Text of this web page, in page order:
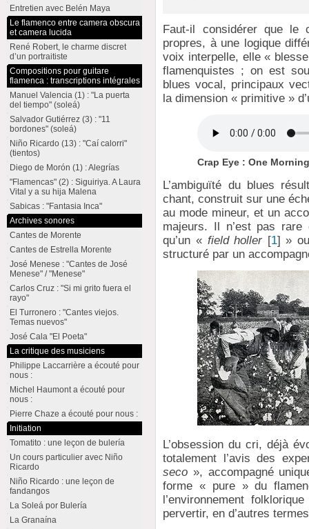
Faut-il considérer que
propres, à une logique
voix interpelle, elle «
flamenquistes ; on est
blues vocal, principaux
la dimension « primitive »
Crap Eye : One
L’ambiguïté du blues
chant, construit sur une
au mode mineur, et un
majeurs. Il n’est pas rare
qu’un « field holler [1] »
structuré par un
L’obsession du cri, déjà
totalement l’avis des
seco », accompagné
forme « pure » du
l’environnement
pervertir, en d’autres
Entretien avec Belén Maya
Le flamenco entre camera obscura
et camera lucida
René Robert, le charme discret
d’un portraitiste
Compositions pour guitare
flamenca : transcriptions intégrales
Manuel Valencia (1) : "La puerta
del tiempo" (soleá)
Salvador Gutiérrez (3) : "11
bordones" (soleá)
Niño Ricardo (13) : "Caí calorri"
(tientos)
Diego de Morón (1) : Alegrías
"Flamencas" (2) : Siguiriya. A Laura
Vital y a su hija Malena
Sabicas : "Fantasia Inca"
Archives sonores
Cantes de Morente
Cantes de Estrella Morente
José Menese : "Cantes de José
Menese" / "Menese"
Carlos Cruz : "Si mi grito fuera el
rayo"
El Turronero : "Cantes viejos.
Temas nuevos"
José Cala "El Poeta"
La critique des musiciens
Philippe Laccarrière a écouté pour
nous :
Michel Haumont a écouté pour
nous :
Pierre Chaze a écouté pour nous :
Initiation
Tomatito : une leçon de bulería
Un cours particulier avec Niño
Ricardo
Niño Ricardo : une leçon de
fandangos
La Soleá por Bulería
La Granaína